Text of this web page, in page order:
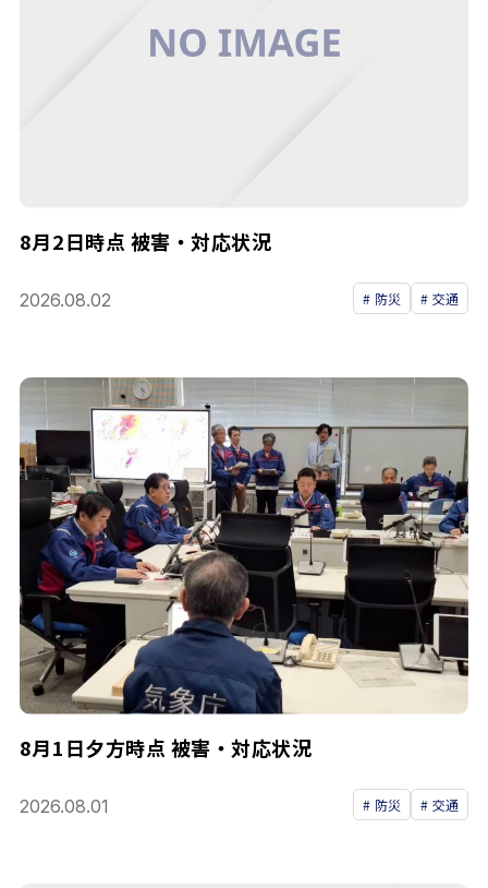
8月2日時点 被害・対応状況
2026.08.02 防災 交通
8月1日夕方時点 被害・対応状況
2026.08.01 防災 交通